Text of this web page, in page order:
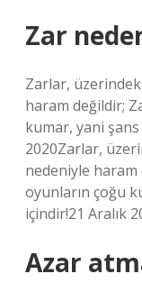
Zar
Zarlar,
haram değildir;
kumar, yani
2020Zarlar,
nedeniyle
oyunların çoğu
içindir!21 Aralık
Azar